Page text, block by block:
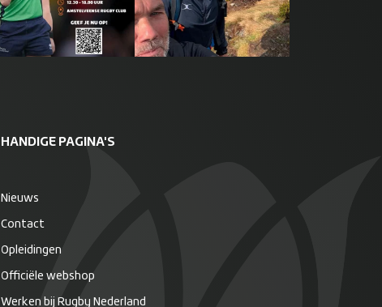
HANDIGE PAGINA'S
Nieuws
Contact
Opleidingen
Officiële webshop
Werken bij Rugby Nederland